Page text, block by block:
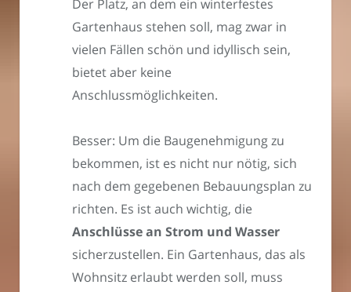
Der Platz, an dem ein winterfestes
Gartenhaus stehen soll, mag zwar in
vielen Fällen schön und idyllisch sein,
bietet aber keine
Anschlussmöglichkeiten.
Besser: Um die Baugenehmigung zu
bekommen, ist es nicht nur nötig, sich
nach dem gegebenen Bebauungsplan zu
richten. Es ist auch wichtig, die
Anschlüsse an Strom und Wasser
sicherzustellen. Ein Gartenhaus, das als
Wohnsitz erlaubt werden soll, muss